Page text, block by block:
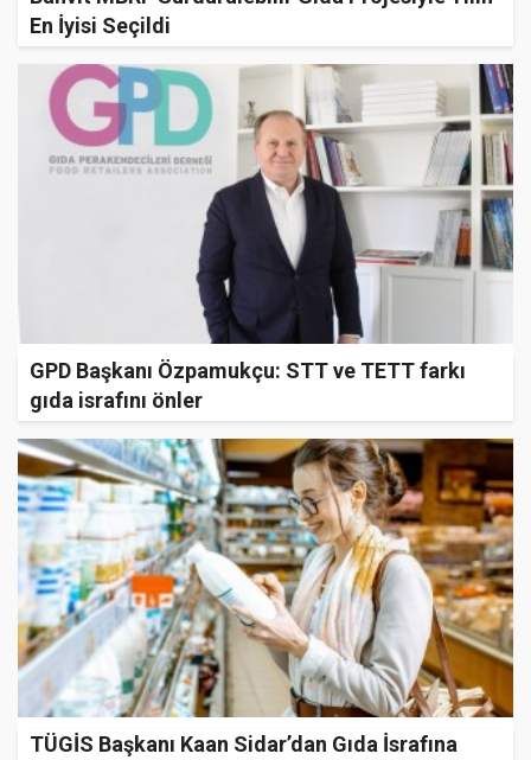
En İyisi Seçildi
GPD Başkanı Özpamukçu: STT ve TETT farkı
gıda israfını önler
TÜGİS Başkanı Kaan Sidar’dan Gıda İsrafına